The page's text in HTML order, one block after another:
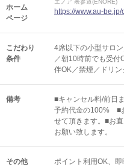
ホーム
ページ
エノア 表参道(ENORE)
https://www.au-
こだわり
条件
4席以下の小型サロ
／朝10時前でも受付
伴OK／禁煙／ドリ
備考
■キャンセル料/前日
予約代金の100% ■
せて頂きます。■お
お願い致します。
その他 ポイント利用OK 即